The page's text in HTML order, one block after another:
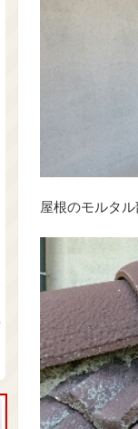
屋根のモルタ